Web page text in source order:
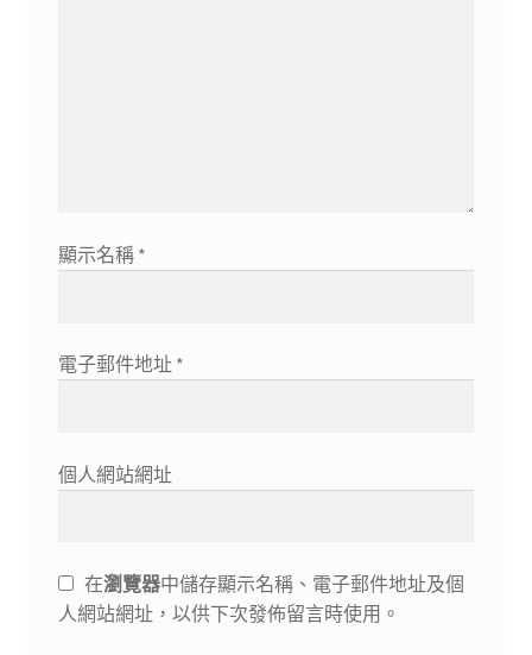
顯示名稱 *
電子郵件地址 *
個人網站網址
在瀏覽器中儲存顯示名稱、電子郵件地址及個
人網站網址，以供下次發佈留言時使用。